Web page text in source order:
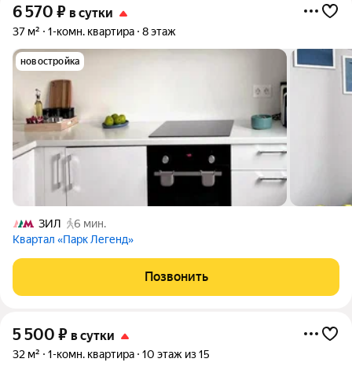
6 570 ₽ в сутки
37 м² 1-комн. квартира 8 этаж
новостройка
ЗИЛ
6 мин.
Квартал «Парк Легенд»
Позвонить
5 500 ₽ в сутки
32 м² 1-комн. квартира 10 этаж из 15